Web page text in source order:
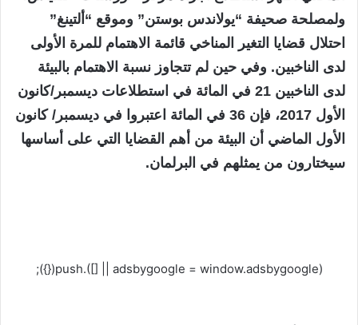
ولمصلحة صحيفة “يولاندس بوستن” وموقع “ألتينغ”
احتلال قضايا التغير المناخي قائمة الاهتمام للمرة الأولى
لدى الناخبين. وفي حين لم تتجاوز نسبة الاهتمام بالبيئة
لدى الناخبين 21 في المائة في استطلاعات ديسمبر/كانون
الأول 2017، فإن 36 في المائة اعتبروا في ديسمبر/ كانون
الأول الماضي أن البيئة من أهم القضايا التي على أساسها
سيختارون من يمثلهم في البرلمان.
(adsbygoogle = window.adsbygoogle || []).push({});